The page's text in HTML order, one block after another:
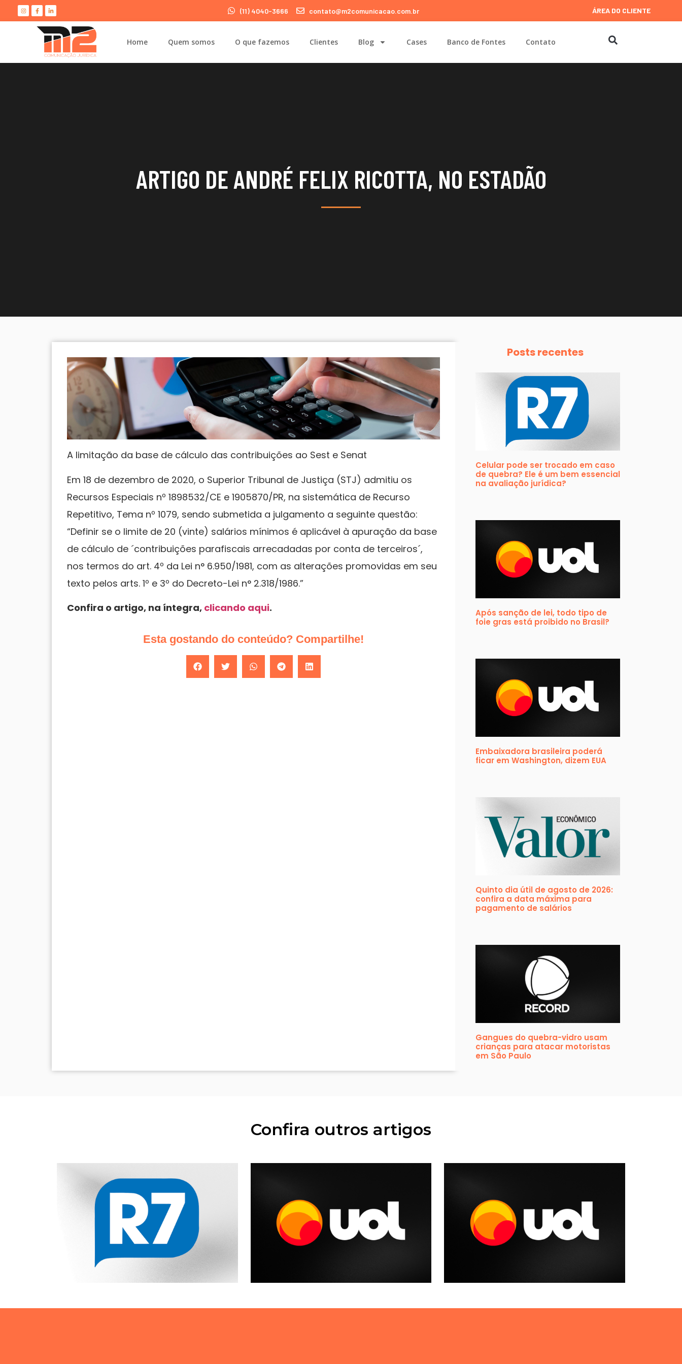
(11) 4040-3666 contato@m2comunicacao.com.br ÁREA DO CLIENTE
Home Quem somos O que fazemos Clientes Blog Cases Banco de Fontes Contato
ARTIGO DE ANDRÉ FELIX RICOTTA, NO ESTADÃO
A limitação da base de cálculo das contribuições ao Sest e Senat
Em 18 de dezembro de 2020, o Superior Tribunal de Justiça (STJ) admitiu os
Recursos Especiais nº 1898532/CE e 1905870/PR, na sistemática de Recurso
Repetitivo, Tema nº 1079, sendo submetida a julgamento a seguinte questão:
“Definir se o limite de 20 (vinte) salários mínimos é aplicável à apuração da base
de cálculo de ´contribuições parafiscais arrecadadas por conta de terceiros´,
nos termos do art. 4º da Lei n° 6.950/1981, com as alterações promovidas em seu
texto pelos arts. 1º e 3º do Decreto-Lei n° 2.318/1986.”
Confira o artigo, na íntegra, clicando aqui.
Esta gostando do conteúdo? Compartilhe!
Posts recentes
Celular pode ser trocado em caso
de quebra? Ele é um bem essencial
na avaliação jurídica?
Após sanção de lei, todo tipo de
foie gras está proibido no Brasil?
Embaixadora brasileira poderá
ficar em Washington, dizem EUA
Quinto dia útil de agosto de 2026:
confira a data máxima para
pagamento de salários
Gangues do quebra-vidro usam
crianças para atacar motoristas
em São Paulo
Confira outros artigos